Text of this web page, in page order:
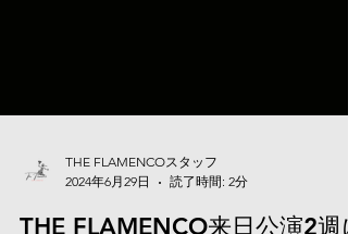
2024年6月29日
読了時間: 2分